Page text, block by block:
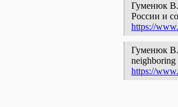
Гуменюк
России и
https://
Гуменюк
neighboring
https://